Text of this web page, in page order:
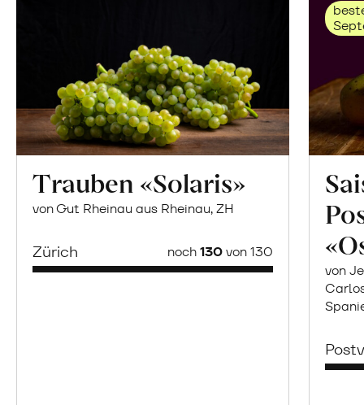
Trauben «Solaris»
von Gut Rheinau aus Rheinau, ZH
Zürich noch130von 130
von